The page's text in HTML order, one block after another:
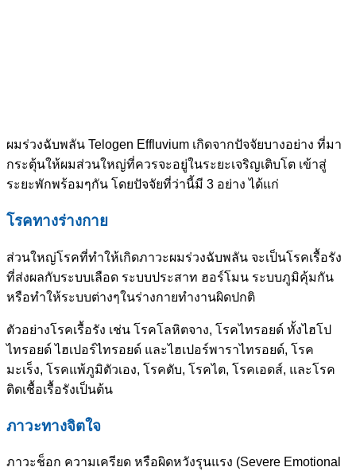
ผมร่วงฉับพลัน Telogen Effluvium เกิดจากปัจจัยบางอย่าง ที่มา
กระตุ้นให้ผมส่วนใหญ่ที่ควรจะอยู่ในระยะเจริญเติบโต เข้าสู่
ระยะพักพร้อมๆกัน โดยปัจจัยที่ว่านี้มี 3 อย่าง ได้แก่
โรคทางร่างกาย
ส่วนใหญ่โรคที่ทำให้เกิดภาวะผมร่วงฉับพลัน จะเป็นโรคเรื้อรัง
ที่ส่งผลกับระบบเลือด ระบบประสาท ฮอร์โมน ระบบภูมิคุ้มกัน
หรือทำให้ระบบต่างๆในร่างกายทำงานผิดปกติ
ตัวอย่างโรคเรื้อรัง เช่น โรคโลหิตจาง, โรคไทรอยด์ ทั้งไฮโป
ไทรอยด์ ไฮเปอร์ไทรอยด์ และไฮเปอร์พาราไทรอยด์, โรค
มะเร็ง, โรคแพ้ภูมิตัวเอง, โรคตับ, โรคไต, โรคเอดส์, และโรค
ติดเชื้อเรื้อรังเป็นต้น
ภาวะทางจิตใจ
ภาวะช็อก ความเครียด หรือผิดหวังรุนแรง (Severe Emotional